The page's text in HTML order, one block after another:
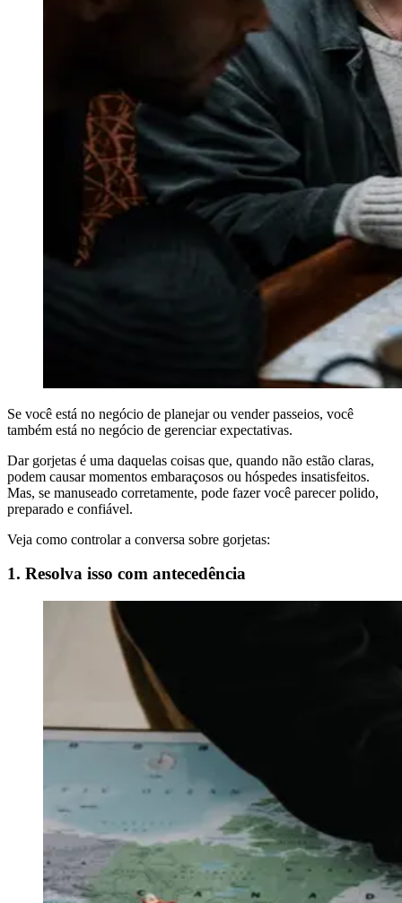
Se você está no negócio de planejar ou vender passeios, você
também está no negócio de gerenciar expectativas.
Dar gorjetas é uma daquelas coisas que, quando não estão claras,
podem causar momentos embaraçosos ou hóspedes insatisfeitos.
Mas, se manuseado corretamente, pode fazer você parecer polido,
preparado e confiável.
Veja como controlar a conversa sobre gorjetas:
1. Resolva isso com antecedência